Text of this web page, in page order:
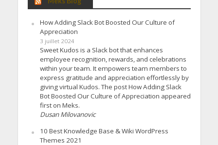
How Adding Slack Bot Boosted Our Culture of
Appreciation
3 juillet 2024
Sweet Kudos is a Slack bot that enhances
employee recognition, rewards, and celebrations
within your team. It empowers team members to
express gratitude and appreciation effortlessly by
giving virtual Kudos. The post How Adding Slack
Bot Boosted Our Culture of Appreciation appeared
first on Meks.
Dusan Milovanovic
10 Best Knowledge Base & Wiki WordPress
Themes 2021